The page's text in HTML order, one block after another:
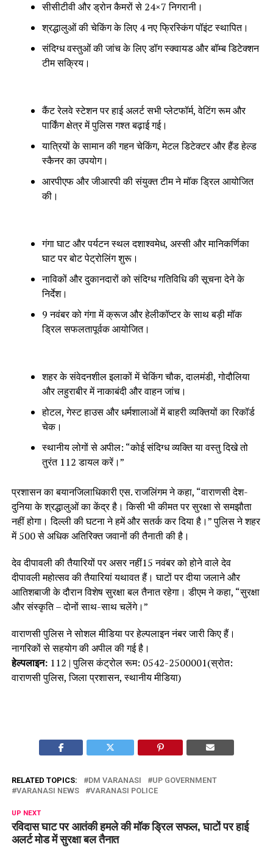
सीसीटीवी और ड्रोन कैमरों से 24×7 निगरानी।
श्रद्धालुओं की चेकिंग के लिए 4 नए फ्रिस्किंग पॉइंट स्थापित।
संदिग्ध वस्तुओं की जांच के लिए डॉग स्क्वायड और बॉम्ब डिटेक्शन
टीम सक्रिय।
कैंट रेलवे स्टेशन पर हाई अलर्ट सभी प्लेटफॉर्म, वेटिंग रूम और
पार्किंग क्षेत्र में पुलिस गश्त बढ़ाई गई।
यात्रियों के सामान की गहन चेकिंग, मेटल डिटेक्टर और हैंड हेल्ड
स्कैनर का उपयोग।
आरपीएफ और जीआरपी की संयुक्त टीम ने मॉक ड्रिल आयोजित
की।
गंगा घाट और पर्यटन स्थल दशाश्वमेध, अस्सी और मानिकर्णिका
घाट पर बोट पेट्रोलिंग शुरू।
नाविकों और दुकानदारों को संदिग्ध गतिविधि की सूचना देने के
निर्देश।
9 नवंबर को गंगा में क्रूज और हेलीकॉप्टर के साथ बड़ी मॉक
ड्रिल सफलतापूर्वक आयोजित।
शहर के संवेदनशील इलाकों में चेकिंग चौक, दालमंडी, गोदौलिया
और लहुराबीर में नाकाबंदी और वाहन जांच।
होटल, गेस्ट हाउस और धर्मशालाओं में बाहरी व्यक्तियों का रिकॉर्ड
चेक।
स्थानीय लोगों से अपील: “कोई संदिग्ध व्यक्ति या वस्तु दिखे तो
तुरंत 112 डायल करें।”
प्रशासन का बयानजिलाधिकारी एस. राजलिंगम ने कहा, “वाराणसी देश-
दुनिया के श्रद्धालुओं का केंद्र है। किसी भी कीमत पर सुरक्षा से समझौता
नहीं होगा। दिल्ली की घटना ने हमें और सतर्क कर दिया है।” पुलिस ने शहर
में 500 से अधिक अतिरिक्त जवानों की तैनाती की है।
देव दीपावली की तैयारियों पर असर नहीं15 नवंबर को होने वाले देव
दीपावली महोत्सव की तैयारियां यथावत हैं। घाटों पर दीया जलाने और
आतिशबाजी के दौरान विशेष सुरक्षा बल तैनात रहेगा। डीएम ने कहा, “सुरक्षा
और संस्कृति – दोनों साथ-साथ चलेंगे।”
वाराणसी पुलिस ने सोशल मीडिया पर हेल्पलाइन नंबर जारी किए हैं।
नागरिकों से सहयोग की अपील की गई है।
हेल्पलाइन: 112 | पुलिस कंट्रोल रूम: 0542-2500001(स्रोत:
वाराणसी पुलिस, जिला प्रशासन, स्थानीय मीडिया)
RELATED TOPICS: DM VARANASI
UP GOVERNMENT
VARANASI NEWS
VARANASI POLICE
UP NEXT
रविदास घाट पर आतंकी हमले की मॉक ड्रिल सफल, घाटों पर हाई
अलर्ट मोड में सुरक्षा बल तैनात